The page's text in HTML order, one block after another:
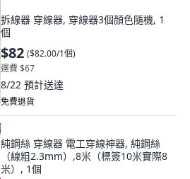
拆線器 穿線器, 穿線器3個顏色隨機, 1
個
$82 ($82.00/1個)
運費 $67
8/22 預計送達
免費退貨
純鋼絲 穿線器 電工穿線神器, 純鋼絲
（線粗2.3mm）,8米（標簽10米實際8
米）, 1個